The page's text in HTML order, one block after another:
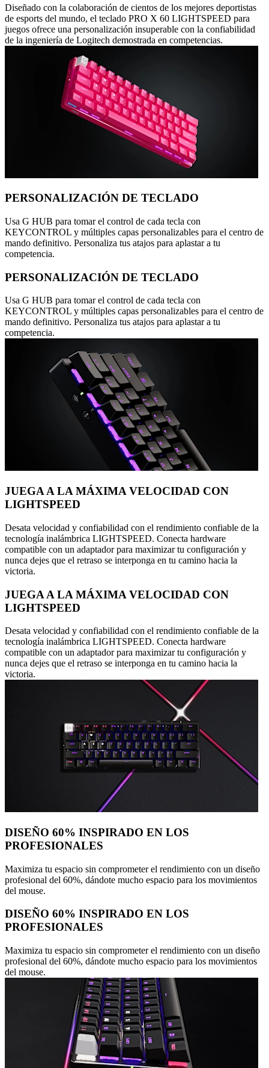
Diseñado con la colaboración de cientos de los mejores deportistas
de esports del mundo, el teclado PRO X 60 LIGHTSPEED para
juegos ofrece una personalización insuperable con la confiabilidad
de la ingeniería de Logitech demostrada en competencias.
PERSONALIZACIÓN DE TECLADO
Usa G HUB para tomar el control de cada tecla con
KEYCONTROL y múltiples capas personalizables para el centro de
mando definitivo. Personaliza tus atajos para aplastar a tu
competencia.
PERSONALIZACIÓN DE TECLADO
Usa G HUB para tomar el control de cada tecla con
KEYCONTROL y múltiples capas personalizables para el centro de
mando definitivo. Personaliza tus atajos para aplastar a tu
competencia.
JUEGA A LA MÁXIMA VELOCIDAD CON
LIGHTSPEED
Desata velocidad y confiabilidad con el rendimiento confiable de la
tecnología inalámbrica LIGHTSPEED. Conecta hardware
compatible con un adaptador para maximizar tu configuración y
nunca dejes que el retraso se interponga en tu camino hacia la
victoria.
JUEGA A LA MÁXIMA VELOCIDAD CON
LIGHTSPEED
Desata velocidad y confiabilidad con el rendimiento confiable de la
tecnología inalámbrica LIGHTSPEED. Conecta hardware
compatible con un adaptador para maximizar tu configuración y
nunca dejes que el retraso se interponga en tu camino hacia la
victoria.
DISEÑO 60% INSPIRADO EN LOS
PROFESIONALES
Maximiza tu espacio sin comprometer el rendimiento con un diseño
profesional del 60%, dándote mucho espacio para los movimientos
del mouse.
DISEÑO 60% INSPIRADO EN LOS
PROFESIONALES
Maximiza tu espacio sin comprometer el rendimiento con un diseño
profesional del 60%, dándote mucho espacio para los movimientos
del mouse.